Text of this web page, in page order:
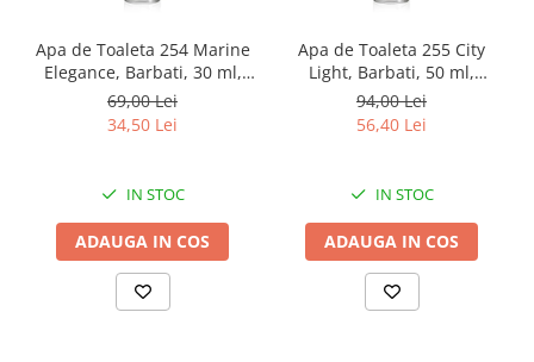
Apa de Toaleta 254 Marine
Elegance, Barbati, 30 ml,
Equivalenza
69,00 Lei
34,50 Lei
IN STOC
ADAUGA IN COS
Apa de Toaleta 255 City
Light, Barbati, 50 ml,
Equivalenza
94,00 Lei
56,40 Lei
IN STOC
ADAUGA IN COS